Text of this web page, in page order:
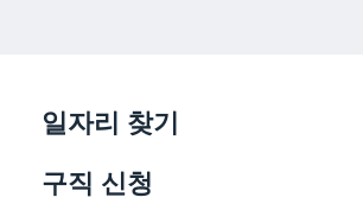
일자리 찾기
구직 신청